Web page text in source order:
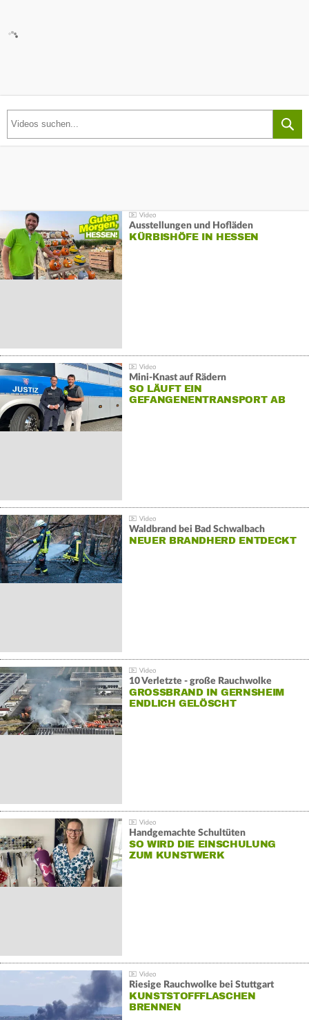
Ausstellungen und Hofläden
KÜRBISHÖFE IN HESSEN
Mini-Knast auf Rädern
SO LÄUFT EIN
GEFANGENENTRANSPORT AB
Waldbrand bei Bad Schwalbach
NEUER BRANDHERD ENTDECKT
10 Verletzte - große Rauchwolke
GROSSBRAND IN GERNSHEIM E
NDLICH GELÖSCHT
Handgemachte Schultüten
SO WIRD DIE EINSCHULUNG
ZUM KUNSTWERK
Riesige Rauchwolke bei Stuttgart
KUNSTSTOFFFLASCHEN
BRENNEN